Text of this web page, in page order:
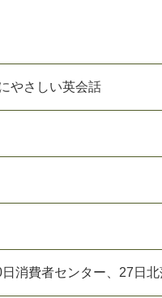
やさしい英会話
費者センター、27日北